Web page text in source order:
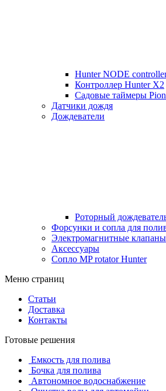
Hunter NODE
Контроллер Hunter X2
Садовые таймеры
Датчики дождя
Дождеватели
Роторный
Форсунки и сопла для
Электромагнитные клапаны
Аксессуары
Сопло MP rotator Hunter
Меню страниц
Статьи
Доставка
Контакты
Готовые решения
Емкость для полива
Бочка для полива
Автономное водоснабжение